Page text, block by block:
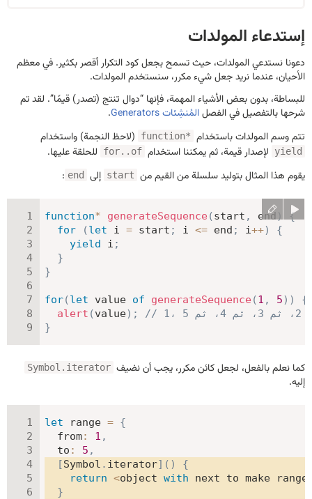
إستدعاء المولدات
دعونا نستدعي المولدات، حيث تسمح بجعل كود التكرار أقصر بكثير. في معظم
الأحيان، عندما نريد جعل شيء مكرر، سنستخدم المولدات.
للبساطة، بدون بعض الأشياء المهمة، فإنها “دوال تنتج (تصدر) قيمًا”. لقد تم
شرحها بالتفصيل في الفصلالمُنشِئات Generators
.
تتم وسم المولدات باستخدام function* (لاحظ النجمة) واستخدام
yield لإصدار قيمة، ثم يمكننا استخدام for..of
للحلقة عليها.
يقوم هذا المثال بتوليد سلسلة من القيم من start إلى end
:
function* generateSequence (start , end )
{
for
(let i = start ; i <= end ; i++)
{
yield i ;
}
}
for(let value of generateSequence (1 , 5) )
{
alert (value) ;
}
كما نعلم بالفعل، لجعل كائن مكرر، يجب أن نضيف Symbol.iterator
إليه.
let range = {
from: 1 ,
to : 5 ,
[Symbol . iterator] ( )
{
return <object with next to make
}